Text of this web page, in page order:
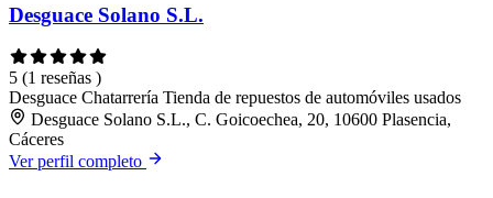
Desguace Solano S.L.
5 (1 reseñas )
Desguace Chatarrería Tienda de repuestos de automóviles usados
Desguace Solano S.L., C. Goicoechea, 20, 10600 Plasencia,
Cáceres
Ver perfil completo